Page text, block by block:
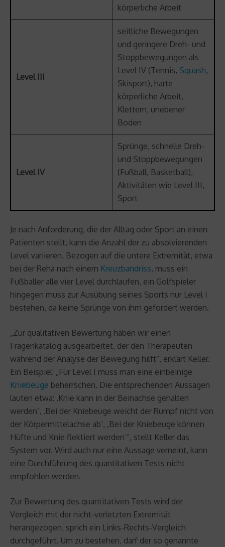
körperliche Arbeit
Level III
seitliche Bewegungen
und geringere Dreh- und
Stoppbewegungen als
Level IV (Tennis, Squash,
Skisport), harte
körperliche Arbeit,
Klettern, unebener
Boden
Level IV
Sprünge, schnelle Dreh-
und Stoppbewegungen
(Fußball, Basketball),
Aktivitäten wie Level III,
Sport
Je nach Anforderung, die der Alltag oder Sport an einen
Patienten stellt, kann die Anzahl der zu absolvierenden
Level variieren. Bezogen auf die untere Extremität, etwa
bei der Reha nach einem Kreuzbandriss, muss ein
Fußballer alle vier Level durchlaufen, ein Golfspieler
hingegen muss zur Ausübung seines Sports nur Level I
bestehen, da keine Sprünge von ihm gefordert werden.
„Zur qualitativen Bewertung haben wir einen
Fragenkatalog ausgearbeitet, der den Therapeuten
während der Analyse der Bewegung hilft“, erklärt Keller.
Ein Beispiel: „Für Level I muss man eine einbeinige
Kniebeuge beherrschen. Die entsprechenden Aussagen
lauten etwa: ‚Knie kann in der Beinachse gehalten
werden‘, ‚Bei der Kniebeuge weicht der Rumpf nicht von
der Körpermittelachse ab‘, ‚Bei der Kniebeuge können
Hüfte und Knie flektiert werden‘“, stellt Keller das
System vor. Wird auch nur eine Aussage verneint, kann
eine Durchführung des quantitativen Tests nicht
empfohlen werden.
Zur Bewertung des quantitativen Tests wird der
Vergleich mit der nicht-verletzten Extremität
herangezogen, sprich ein Links-Rechts-Vergleich
durchgeführt. Um zu bestehen, darf der so genannte